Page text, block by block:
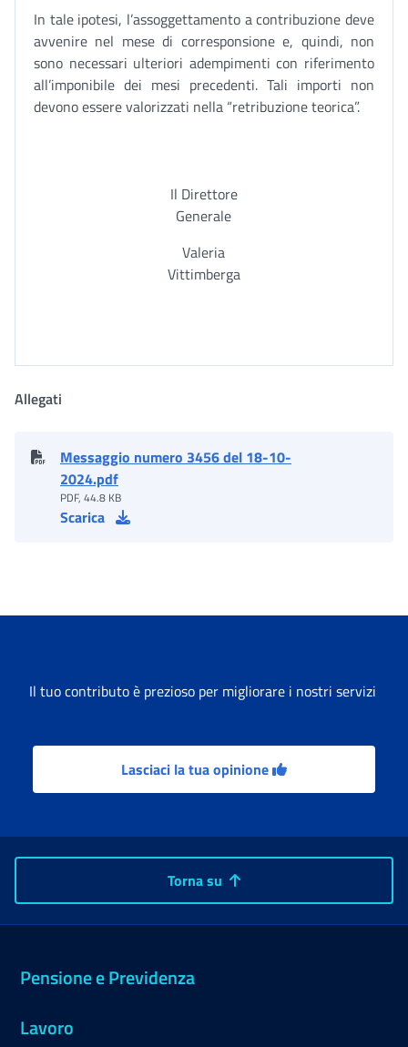
In tale ipotesi, l’assoggettamento a contribuzione deve
avvenire nel mese di corresponsione e, quindi, non
sono necessari ulteriori adempimenti con riferimento
all’imponibile dei mesi precedenti. Tali importi non
devono essere valorizzati nella “retribuzione teorica”.
Il Direttore
Generale
Valeria
Vittimberga
Allegati
Messaggio numero 3456 del 18-10-
2024.pdf
PDF, 44.8 KB
Scarica
Il tuo contributo è prezioso per migliorare i nostri servizi
Lasciaci la tua opinione
Torna su
Pensione e Previdenza
Lavoro